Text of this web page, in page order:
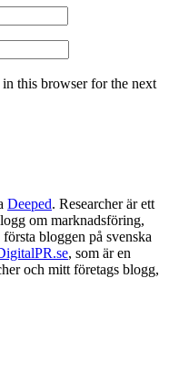
this browser for the next
Deeped. Researcher är ett
om marknadsföring,
bloggen på svenska
, som är en
och mitt företags blogg,